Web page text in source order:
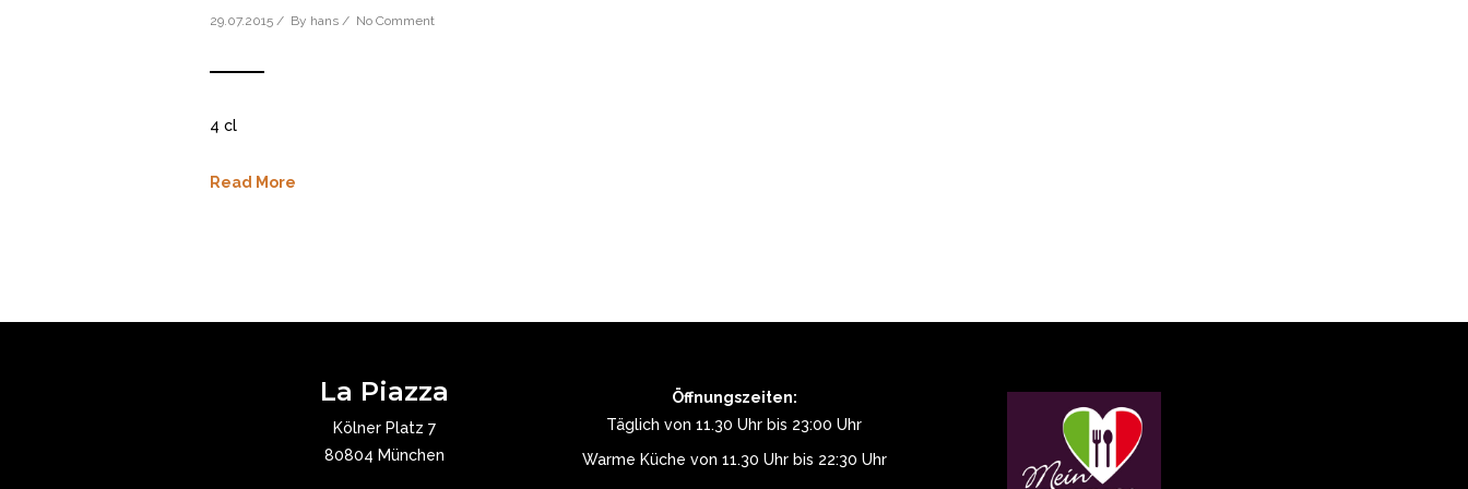
29.07.2015 / By hans / No Comment
4 cl
Read More
La Piazza
Kölner Platz 7
80804 München
Öffnungszeiten:
Täglich von 11.30 Uhr bis 23:00 Uhr
Warme Küche von 11.30 Uhr bis 22:30 Uhr